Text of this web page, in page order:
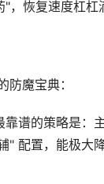
恢复速度杠杠
魔宝典：
谱的策略是：
" 配置，能极大